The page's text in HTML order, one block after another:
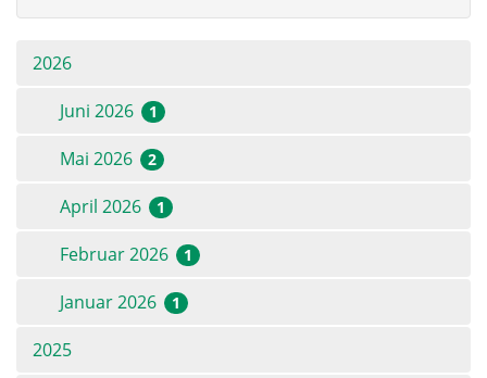
2026
Juni 2026
1
Mai 2026 2
April 2026 1
Februar 2026 1
Januar 2026 1
2025